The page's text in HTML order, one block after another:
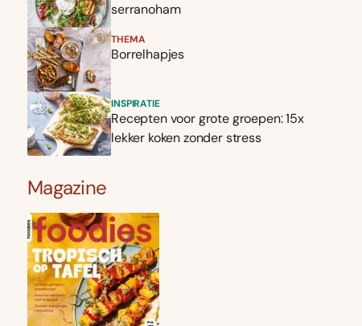
serranoham
THEMA
Borrelhapjes
INSPIRATIE
Recepten voor grote groepen: 15x
lekker koken zonder stress
Magazine